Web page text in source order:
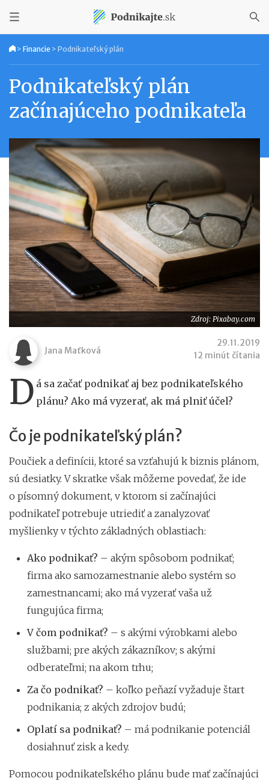
> Financie > Podnikateľský plán
Podnikateľský plán
začínajúceho podnikateľa
Zdroj: Pixabay.com
Jana Maťková
29.11.2019
12 minút čítania
D á sa začať podnikať aj bez podnikateľského
plánu? Ako má vyzerať, ak má plniť účel?
Čo je podnikateľský plán?
Poučiek a definícii, ktoré sa vzťahujú k biznis plánom,
sú desiatky. V skratke však môžeme povedať, že ide
o písomný dokument, v ktorom si začínajúci
podnikateľ potrebuje utriediť a zanalyzovať
myšlienky v týchto základných oblastiach:
Ako podnikať? – akým spôsobom podnikať;
firma ako samozamestnanie alebo systém so
zamestnancami; ako má vyzerať vaša už
fungujúca firma;
V čom podnikať? – s akými výrobkami alebo
službami; pre akých zákazníkov; s akými
odberateľmi; na akom trhu;
Za čo podnikať? – koľko peňazí vyžaduje štart
podnikania; z akých zdrojov budú;
Oplatí sa podnikať? – má podnikanie potenciál
dosiahnuť zisk a kedy.
Pomocou podnikateľského plánu bude mať začínajúci